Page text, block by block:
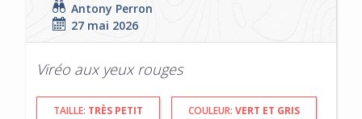
Antony Perron
27 mai 2026
Viréo aux yeux rouges
TAILLE: TRÈS PETIT COULEUR: VERT ET GRIS